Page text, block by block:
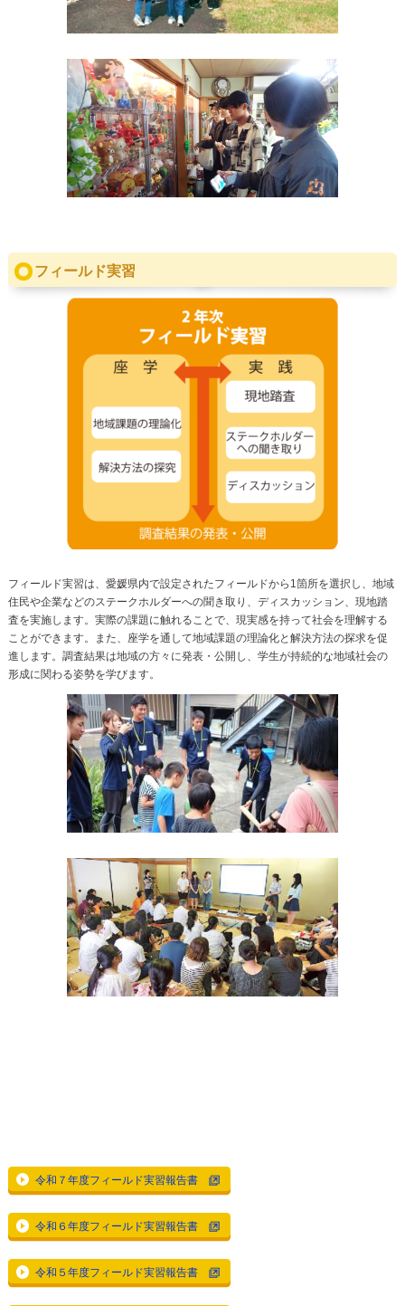
フィールド実習
フィールド実習は、愛媛県内で設定されたフィールドから1箇所を選択し、地域
住民や企業などのステークホルダーへの聞き取り、ディスカッション、現地踏
査を実施します。実際の課題に触れることで、現実感を持って社会を理解する
ことができます。また、座学を通して地域課題の理論化と解決方法の探求を促
進します。調査結果は地域の方々に発表・公開し、学生が持続的な地域社会の
形成に関わる姿勢を学びます。
令和７年度フィールド実習報告書
令和６年度フィールド実習報告書
令和５年度フィールド実習報告書